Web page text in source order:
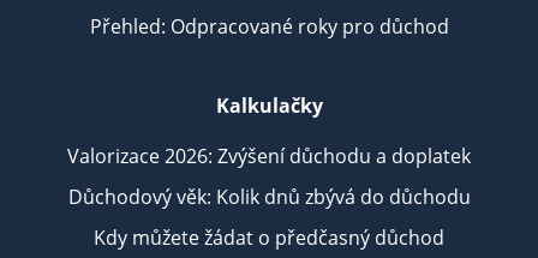
Přehled: Odpracované roky pro důchod
Kalkulačky
Valorizace 2026: Zvýšení důchodu a doplatek
Důchodový věk: Kolik dnů zbývá do důchodu
Kdy můžete žádat o předčasný důchod